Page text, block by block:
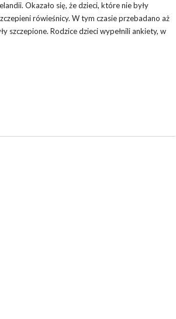
Okazało się, że dzieci, które nie były
rówieśnicy. W tym czasie przebadano aż
szczepione. Rodzice dzieci wypełnili ankiety, w